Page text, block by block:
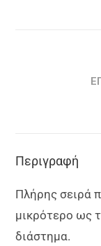
Περιγραφή
Πλήρης σειρά
μικρότερο ως
διάστημα.